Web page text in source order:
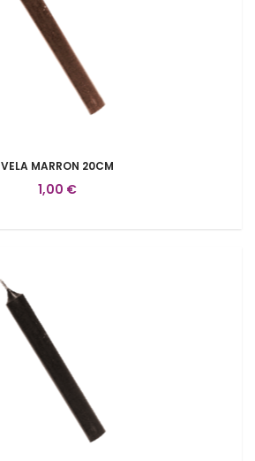
VELA MARRON 20CM
1,00 €